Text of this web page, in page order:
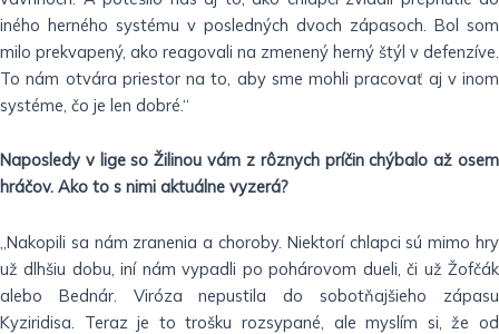
iného herného systému v posledných dvoch zápasoch. Bol som
milo prekvapený, ako reagovali na zmenený herný štýl v defenzíve.
To nám otvára priestor na to, aby sme mohli pracovať aj v inom
systéme, čo je len dobré.“
Naposledy v lige so Žilinou vám z rôznych príčin chýbalo až osem
hráčov. Ako to s nimi aktuálne vyzerá?
„Nakopili sa nám zranenia a choroby. Niektorí chlapci sú mimo hry
už dlhšiu dobu, iní nám vypadli po pohárovom dueli, či už Žofčák
alebo Bednár. Viróza nepustila do sobotňajšieho zápasu
Kyziridisa. Teraz je to trošku rozsypané, ale myslím si, že od